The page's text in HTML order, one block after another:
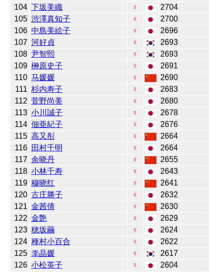
104 下坂美織 ♀
2704
105 渋澤真知子 ♀
2700
106 中島美絵子 ♀
2696
107 河好貞 ♀
2693
108 尹智熙 ♀
2693
109 榊原史子 ♀
2691
110 马媛媛 ♀
2690
111 杉内寿子 ♀
2683
112 菅野尚美 ♀
2680
113 小川誠子 ♀
2678
114 佃亜紀子 ♀
2676
115 高又彤 ♀
2664
116 田村千明 ♀
2664
117 余晓丹 ♀
2655
118 小林千寿 ♀
2643
119 穆晓红 ♀
2641
120 古庄勝子 ♀
2632
121 金茜倩 ♀
2630
122 金艶 ♀
2629
123 穂坂繭 ♀
2624
124 種村小百合 ♀
2622
125 李晶媛 ♀
2617
126 小松英子 ♀
2604